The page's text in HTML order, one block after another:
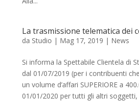
La trasmissione telematica dei
da Studio | Mag 17, 2019 | News
Si informa la Spettabile Clientela di
dal 01/07/2019 (per i contribuenti
un volume d’affari SUPERIORE a
01/01/2020 per tutti gli altri